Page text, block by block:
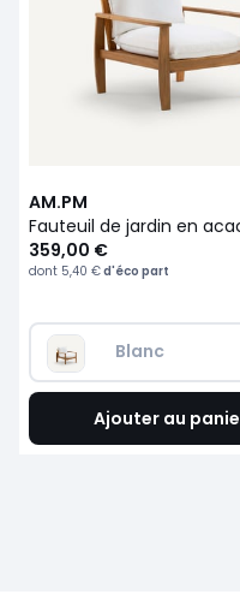
AM.PM
Fauteuil de jardin en
359,00 €
dont 5,40 €d'éco part
Blanc
Ajouter au